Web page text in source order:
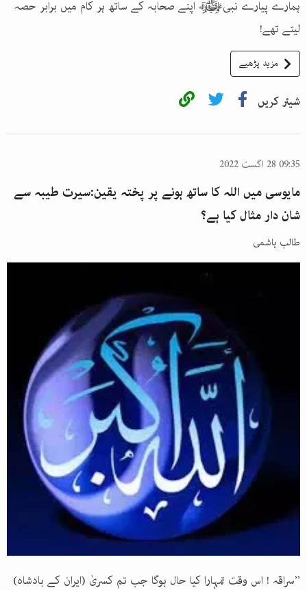
ہمارے پیارے نبیﷺ اپنے صحابہ کے ساتھ ہر کام میں برابر حصہ
لیتے تھے!
مزید پڑھیے
شیئر کریں
09:35 28 اگست 2022
مایوسی میں اللہ کا ساتھ ہونے پر پختہ یقین:سیرت طیبہ سے
شان دار مثال کیا ہے؟
طالب ہاشمی
’’سراقہ ! اس وقت تمہارا کیا حال ہوگا جب تم کسریٰ (ایران کے بادشاہ)